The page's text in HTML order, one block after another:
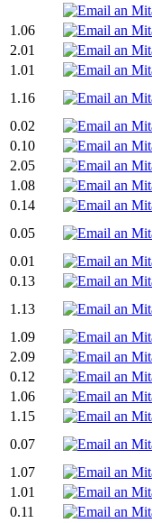
1.06
2.01
1.01
1.16
0.02
0.10
2.05
1.08
0.14
0.05
0.01
0.13
1.13
1.09
2.09
0.12
1.06
1.15
0.07
1.07
1.01
0.11